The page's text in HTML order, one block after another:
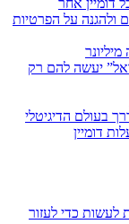
יעשה להם רק
בעולם הדיגיטלי
לעשות כדי לעזור